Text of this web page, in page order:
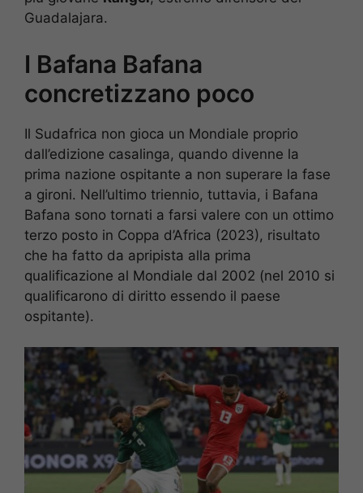
Guadalajara.
I Bafana Bafana
concretizzano poco
Il Sudafrica non gioca un Mondiale proprio
dall’edizione casalinga, quando divenne la
prima nazione ospitante a non superare la fase
a gironi. Nell’ultimo triennio, tuttavia, i Bafana
Bafana sono tornati a farsi valere con un ottimo
terzo posto in Coppa d’Africa (2023), risultato
che ha fatto da apripista alla prima
qualificazione al Mondiale dal 2002 (nel 2010 si
qualificarono di diritto essendo il paese
ospitante).